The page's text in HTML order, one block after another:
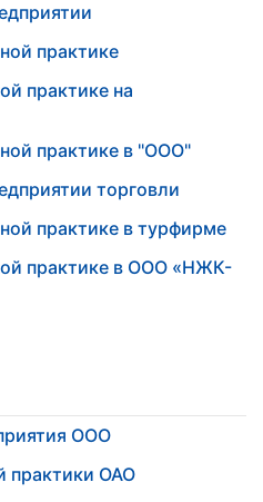
практике
практике на
практике в "ООО"
торговли
практике в турфирме
практике в ООО «НЖК-
ООО
практики ОАО